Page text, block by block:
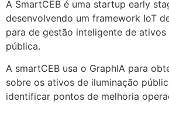
A SmartCEB é uma startup early
desenvolvendo um framework IoT
para de gestão inteligente de ativos
pública.
A smartCEB usa o GraphIA para
sobre os ativos de iluminação
identificar pontos de melhoria